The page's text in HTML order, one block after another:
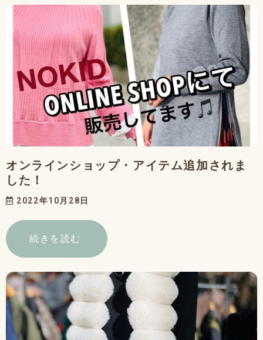
オンラインショップ・アイテム追加されま
した！
2022年10月28日
続きを読む